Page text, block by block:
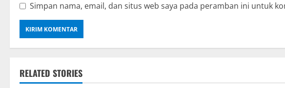
Simpan nama, email, dan situs web saya pada peramban ini untuk
RELATED STORIES